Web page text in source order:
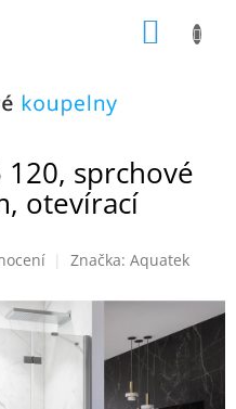
sprchové
otevírací
Značka: Aquatek